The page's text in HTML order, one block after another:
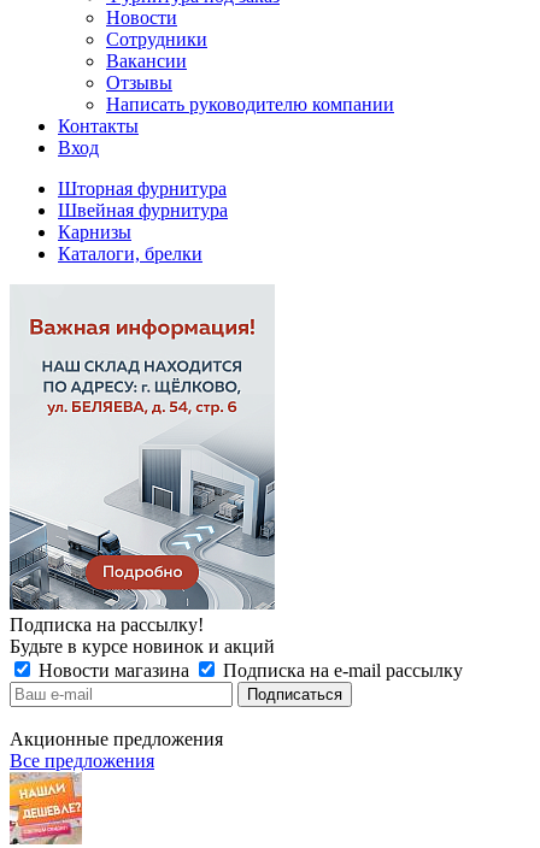
Новости
Сотрудники
Вакансии
Отзывы
Написать руководителю компании
Контакты
Вход
Шторная фурнитура
Швейная фурнитура
Карнизы
Каталоги, брелки
Подписка на рассылку!
Будьте в курсе новинок и акций
Новости магазина
Подписка на e-mail рассылку
Акционные предложения
Все предложения